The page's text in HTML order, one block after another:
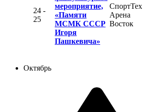
24 -
25
мероприятие,
«Памяти
МСМК СССР
Игоря
Пашкевича»
СпортТех
Арена
Восток
Октябрь